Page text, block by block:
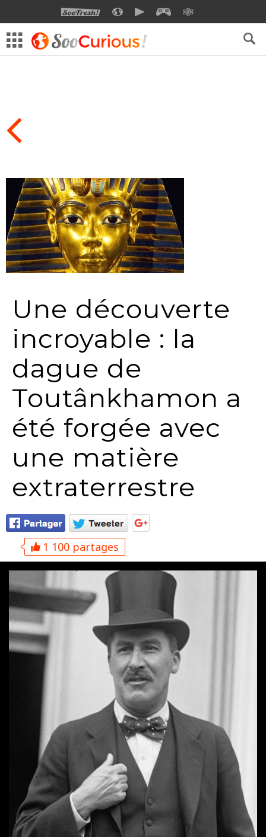
SOOFRESHSOOCURIOUSSOOMOTIONSOOGEEK
Une découverte
incroyable : la
dague de
Toutânkhamon a
été forgée avec
une matière
extraterrestre
1 100 partages